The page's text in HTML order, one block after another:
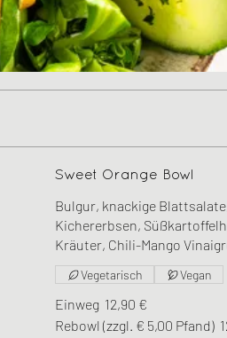
Sweet Orange Bowl
Bulgur, knackige
Kichererbsen,
Kräuter, Chili-Mango
Einweg 12,90 €
Rebowl (zzgl. € 5,00 Pfand)
Vegetarisch Vegan